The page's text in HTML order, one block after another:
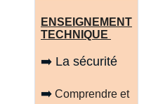
ENSEIGNEMENT
TECHNIQUE
➡️ La sécurité
➡️ Comprendre et